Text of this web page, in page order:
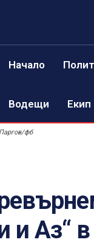
Начало
Водещи Екип
фб
и Аз“